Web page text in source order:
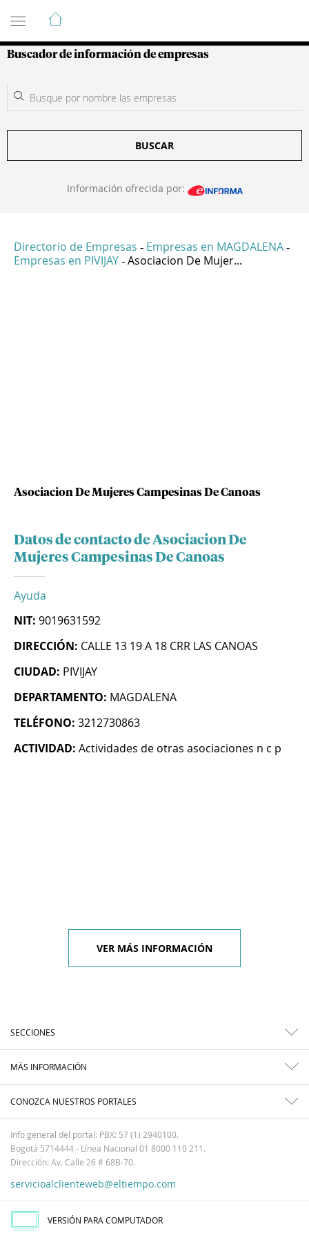
Guía de Empresas Colombianas
Buscador de información de empresas
BUSCAR
Información ofrecida por:
Directorio de Empresas - Empresas en MAGDALENA -
Empresas en PIVIJAY - Asociacion De Mujer...
Asociacion De Mujeres Campesinas De Canoas
Datos de contacto de Asociacion De
Mujeres Campesinas De Canoas
Ayuda
NIT: 9019631592
DIRECCIÓN: CALLE 13 19 A 18 CRR LAS CANOAS
CIUDAD: PIVIJAY
DEPARTAMENTO: MAGDALENA
TELÉFONO: 3212730863
ACTIVIDAD: Actividades de otras asociaciones n c p
VER MÁS INFORMACIÓN
SECCIONES
MÁS INFORMACIÓN
CONOZCA NUESTROS PORTALES
Info general del portal: PBX: 57 (1) 2940100.
Bogotá 5714444 - Línea Nacional 01 8000 110 211.
Dirección: Av. Calle 26 # 68B-70.
servicioalclienteweb@eltiempo.com
VERSIÓN PARA COMPUTADOR